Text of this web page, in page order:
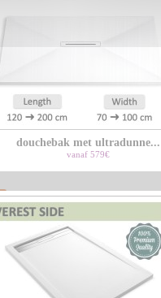
douchebak met ultradunne...
vanaf 579€